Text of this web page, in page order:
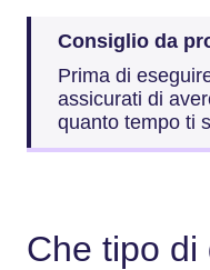
Consiglio da
Prima di
assicurati di
quanto tempo ti
Che tipo di